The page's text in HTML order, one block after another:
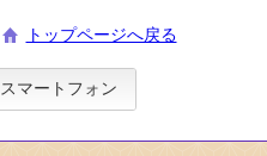
トップページへ戻る
スマートフォン